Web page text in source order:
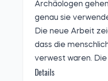
Archäologen
genau sie
Die neue Arbeit
dass die
verwest waren.
Details